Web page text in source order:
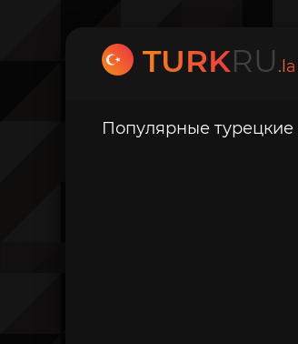
TURKRU .la
Популярные